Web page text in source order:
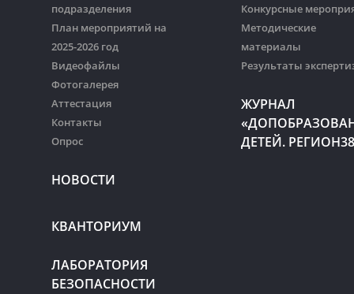
подразделения
План мероприятий на
2025-2026 год
Видеофайлы
Фотогалерея
Аттестация
Контакты
Опрос
НОВОСТИ
Конкурсные
Методические
материалы
Результаты
ЖУРНАЛ
ДЕТЕЙ.
КВАНТОРИУМ
ЛАБОРАТОРИЯ
БЕЗОПАСНОСТИ